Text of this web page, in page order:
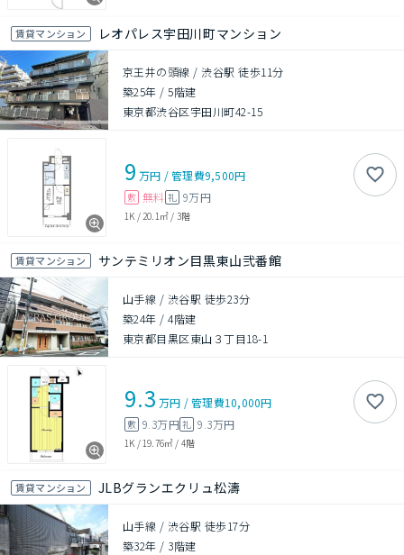
賃貸マンション レオパレス宇田川町マンション
京王井の頭線 / 渋谷駅 徒歩11分
築25年 /5階建
東京都渋谷区宇田川町42-15
9 万円 /管理費9,500円
敷 無料 礼 9万円
1K / 20.1㎡ / 3階
賃貸マンション サンテミリオン目黒東山弐番館
山手線 / 渋谷駅 徒歩23分
築24年 /4階建
東京都目黒区東山３丁目18-1
9.3 万円 /管理費10,000円
敷 9.3万円礼 9.3万円
1K / 19.76㎡ / 4階
賃貸マンション JLBグランエクリュ松濤
山手線 / 渋谷駅 徒歩17分
築32年 / 3階建